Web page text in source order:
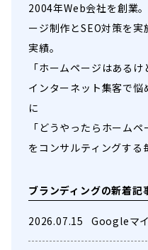
2004年Web会社を創業
ージ制作とSEO対策を
実績。
「ホームページはある
インターネット集客で
に
「どうやったらホーム
をコンサルティングする
ブランディングの新着記
2026.07.15 Googleマ